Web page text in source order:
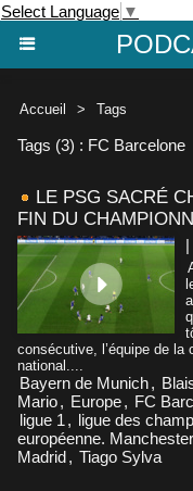
Select Language ▼
Accueil > Tags
Tags (3) : FC Barcelone
LE PSG SACRÉ
FIN DU
consécutive, l’équipe de la
national....
Bayern de Munich,
Mario, Europe, FC
ligue 1 , ligue des
européenne.
Madrid, Tiago Sylva